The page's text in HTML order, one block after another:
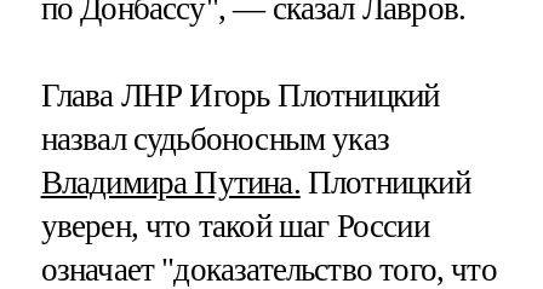
по Донбассу", — сказал Лавров.
Глава ЛНР Игорь Плотницкий
назвал судьбоносным указ
Владимира Путина. Плотницкий
уверен, что такой шаг России
означает "доказательство того, что